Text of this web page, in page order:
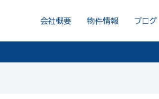
会社概要 物件情報 ブログ